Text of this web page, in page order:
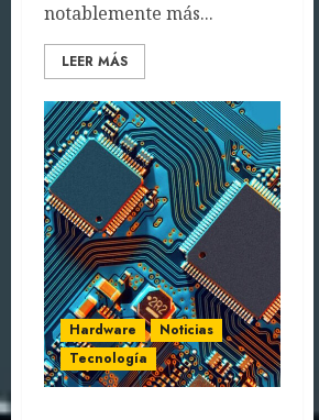
notablemente más...
LEER MÁS
Hardware
Noticias
Tecnología